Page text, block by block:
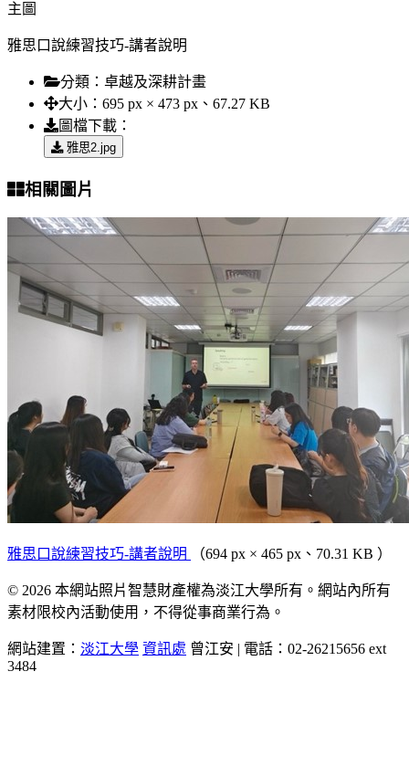
主圖
雅思口說練習技巧-講者說明
分類： 卓越及深耕計畫
大小： 695 px × 473 px、67.27 KB
圖檔下載：
雅思2.jpg
相關圖片
雅思口說練習技巧-講者說明 （694 px × 465 px、70.31 KB ）
© 2026 本網站照片智慧財產權為淡江大學所有。網站內所有
素材限校內活動使用，不得從事商業行為。
網站建置： 淡江大學 資訊處 曾江安 | 電話：02-26215656 ext
3484